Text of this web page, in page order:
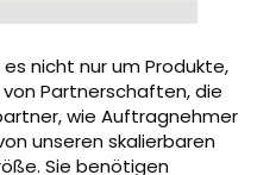
nicht nur um Produkte,
Partnerschaften, die
wie Auftragnehmer
unseren skalierbaren
Sie benötigen